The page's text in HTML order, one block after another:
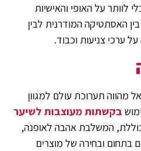
לוותר על האופי והאישיות
האסתטיקה המודרנית לבין
ערכי צניעות וכבוד.
מהווה תערוכת עולם למגוון
בקשתות מעוצבות לשיער
המשלבת אהבה לאופנה,
בתחום ובחירה של מוצרים